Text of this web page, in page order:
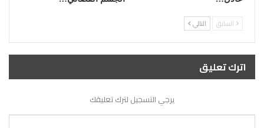
السابق التالي
اترك تعليق
يرجي التسجيل لترك تعليقك